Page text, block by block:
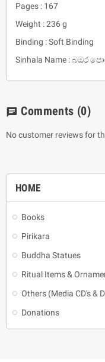
HOME
Books
Pirikara
Buddha Statues
Ritual Items &
Others (Media CD's &
Donations
Pages : 167
Weight : 236 g
Binding : Soft Binding
Sinhala Name : බඔර
chat Comments (0)
No customer reviews for